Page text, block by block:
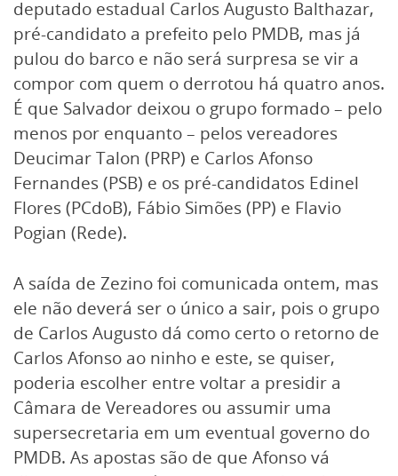
deputado estadual Carlos Augusto Balthazar,
pré-candidato a prefeito pelo PMDB, mas já
pulou do barco e não será surpresa se vir a
compor com quem o derrotou há quatro anos.
É que Salvador deixou o grupo formado – pelo
menos por enquanto – pelos vereadores
Deucimar Talon (PRP) e Carlos Afonso
Fernandes (PSB) e os pré-candidatos Edinel
Flores (PCdoB), Fábio Simões (PP) e Flavio
Pogian (Rede).
A saída de Zezino foi comunicada ontem, mas
ele não deverá ser o único a sair, pois o grupo
de Carlos Augusto dá como certo o retorno de
Carlos Afonso ao ninho e este, se quiser,
poderia escolher entre voltar a presidir a
Câmara de Vereadores ou assumir uma
supersecretaria em um eventual governo do
PMDB. As apostas são de que Afonso vá